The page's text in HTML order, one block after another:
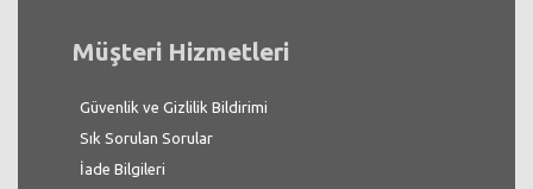
Müşteri Hizmetleri
Güvenlik ve Gizlilik Bildirimi
Sık Sorulan Sorular
İade Bilgileri